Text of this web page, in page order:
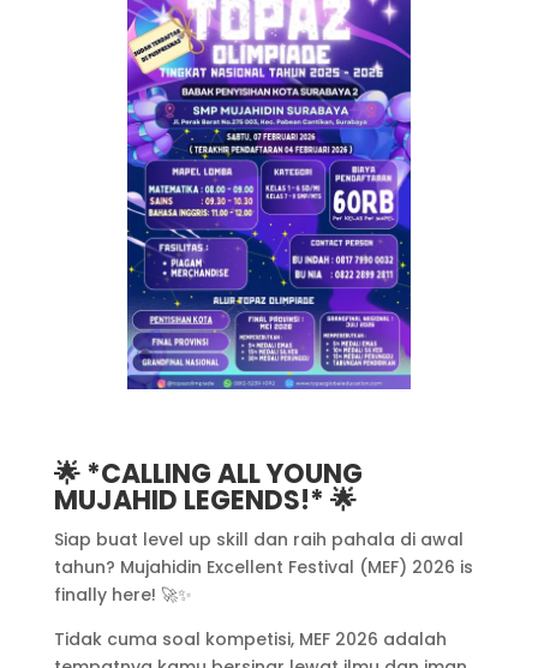
🌟 *CALLING ALL YOUNG
MUJAHID LEGENDS!* 🌟
Siap buat level up skill dan raih pahala di awal
tahun? Mujahidin Excellent Festival (MEF) 2026 is
finally here! 🚀✨
Tidak cuma soal kompetisi, MEF 2026 adalah